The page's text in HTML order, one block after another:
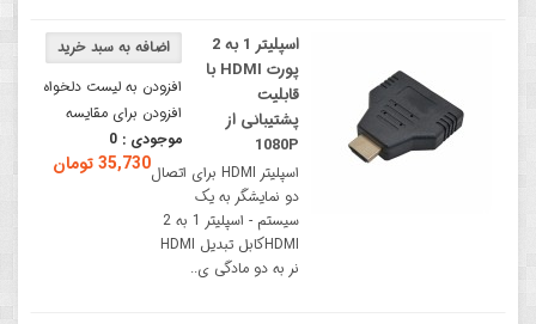
افزودن به لیست دلخواه
افزودن برای مقایسه
موجودی : 0
35,730 تومان
اسپلیتر 1 به 2
پورت HDMI با
قابلیت
پشتیبانی از
1080P
اسپلیتر HDMI برای اتصال
دو نمایشگر به یک
سیستم - اسپلیتر 1 به 2
HDMIکابل تبدیل HDMI
نر به دو مادگی ی..